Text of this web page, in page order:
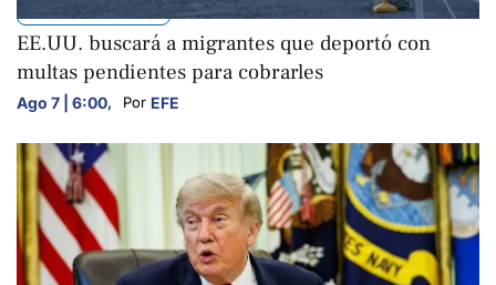
INTERNACIONALES
EE.UU. buscará a migrantes que deportó con
multas pendientes para cobrarles
Ago 7 | 6:00, Por EFE